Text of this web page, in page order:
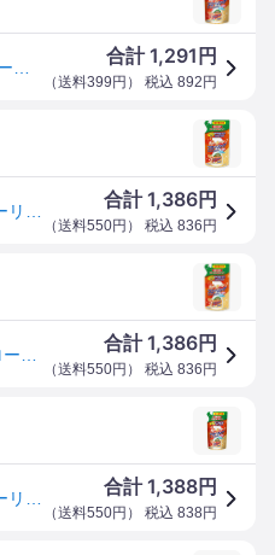
合計1,291 円
（送料399円 ） 税込 892 円
合計1,386円
（送料550円 ） 税込 836 円
合計1,386円
（送料550円 ） 税込 836 円
合計1,388円
（送料550円 ） 税込 838 円